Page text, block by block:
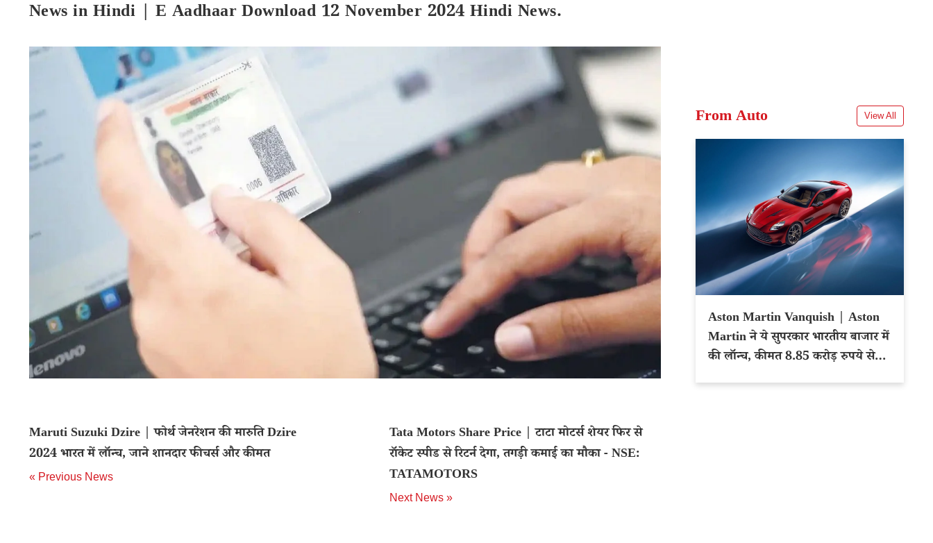
News in Hindi | E Aadhaar Download 12 November 2024 Hindi News.
Maruti Suzuki Dzire | फोर्थ जेनरेशन की मारुति Dzire
2024 भारत में लॉन्च, जाने शानदार फीचर्स और कीमत
« Previous News
Tata Motors Share Price | टाटा मोटर्स शेयर फिर से
रॉकेट स्पीड से रिटर्न देगा, तगड़ी कमाई का मौका - NSE:
TATAMOTORS
Next News »
From Auto View All
Aston Martin Vanquish | Aston
Martin ने ये सुपरकार भारतीय बाजार में
की लॉन्च, कीमत 8.85 करोड़ रुपये से